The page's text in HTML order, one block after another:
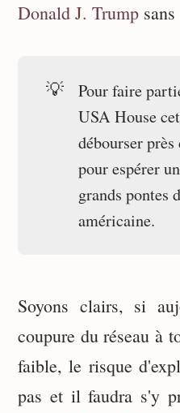
Donald J. Trump
💡
Pour faire
USA House
débourser
pour espérer
grands pontes
américaine.
Soyons clairs, si
coupure du réseau à
faible, le risque
pas et il faudra s'y